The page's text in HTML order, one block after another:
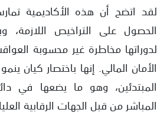
لقد اتضح أن هذه الأكاديمية
الحصول على التراخيص اللازمة،
لدوراتها مخاطرة غير محسوبة
الأمان المالي. إنها باختصار كيان
المبتدئين، وهو ما يضعها في
المباشر من قبل الجهات الرقابية